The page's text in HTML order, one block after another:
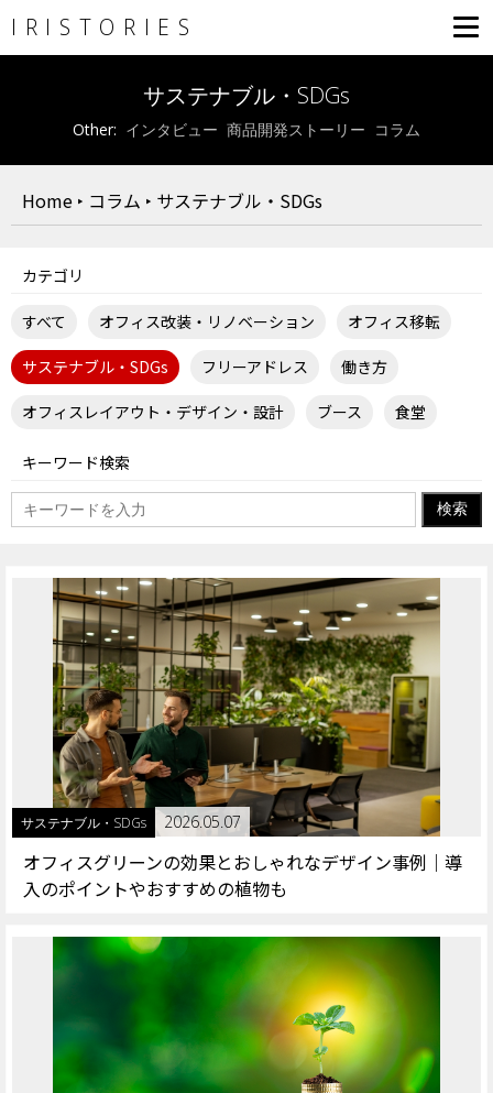
IRISTORIES
サステナブル・SDGs
インタビュー 商品開発ストーリー コラム
Home ‣ コラム ‣ サステナブル・SDGs
カテゴリ
すべて オフィス改装・リノベーション オフィス移転
サステナブル・SDGs フリーアドレス 働き方
オフィスレイアウト・デザイン・設計 ブース 食堂
キーワード検索
サステナブル・SDGs 2026.05.07
オフィスグリーンの効果とおしゃれなデザイン事例｜導
入のポイントやおすすめの植物も